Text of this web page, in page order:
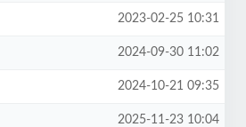
2023-02-25 10:31
2024-09-30 11:02
2024-10-21 09:35
2025-11-23 10:04